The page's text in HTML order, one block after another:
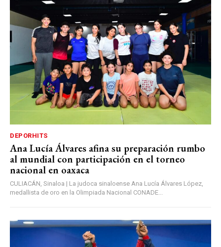
DEPORHITS
Ana Lucía Álvares afina su preparación rumbo
al mundial con participación en el torneo
nacional en oaxaca
CULIACÁN, Sinaloa | La judoca sinaloense Ana Lucía Álvares López,
medallista de oro en la Olimpiada Nacional CONADE...